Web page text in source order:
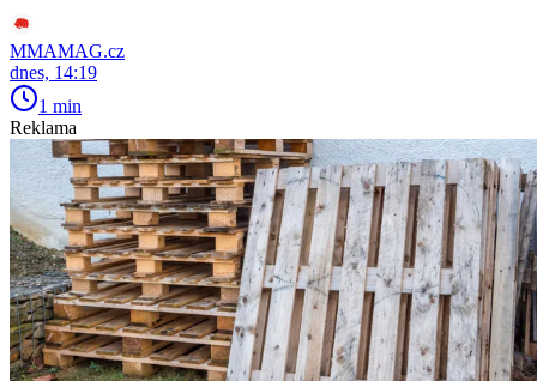
MMAMAG.cz
dnes, 14:19
1 min
Reklama